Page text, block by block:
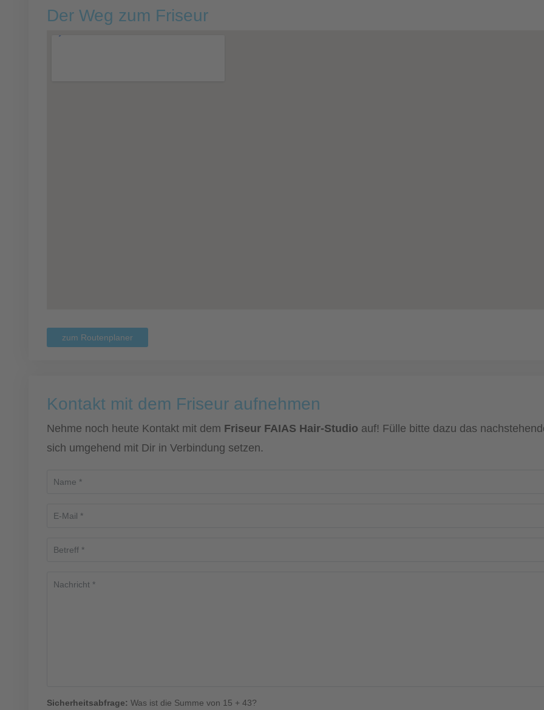
Der Weg zum Friseur
zum Routenplaner
Kontakt mit dem Friseur aufnehmen
Nehme noch heute Kontakt mit dem Friseur FAIAS Hair-Studio auf! Fülle bitte dazu das
sich umgehend mit Dir in Verbindung setzen.
Sicherheitsabfrage: Was ist die Summe von 15 + 43?